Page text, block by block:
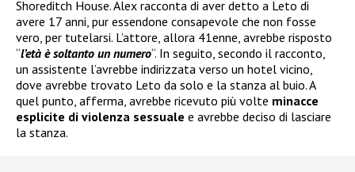
Shoreditch House. Alex racconta di aver detto a Leto di
avere 17 anni, pur essendone consapevole che non fosse
vero, per tutelarsi. L’attore, allora 41enne, avrebbe risposto
“l’età è soltanto un numero“. In seguito, secondo il racconto,
un assistente l’avrebbe indirizzata verso un hotel vicino,
dove avrebbe trovato Leto da solo e la stanza al buio. A
quel punto, afferma, avrebbe ricevuto più volte minacce
esplicite di violenza sessuale e avrebbe deciso di lasciare
la stanza.